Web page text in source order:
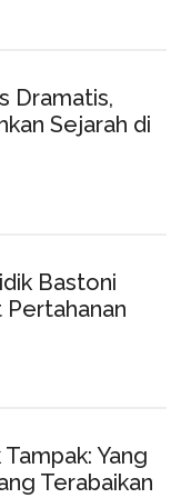
Dramatis,
Sejarah di
Bastoni
Yang
Terabaikan